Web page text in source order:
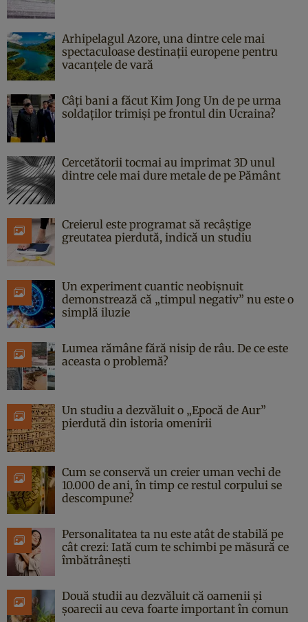
Arhipelagul Azore, una dintre cele mai
spectaculoase destinații europene pentru
vacanțele de vară
Câți bani a făcut Kim Jong Un de pe urma
soldaților trimiși pe frontul din Ucraina?
Cercetătorii tocmai au imprimat 3D unul
dintre cele mai dure metale de pe Pământ
Creierul este programat să recâștige
greutatea pierdută, indică un studiu
Un experiment cuantic neobișnuit
demonstrează că „timpul negativ” nu este o
simplă iluzie
Lumea rămâne fără nisip de râu. De ce este
aceasta o problemă?
Un studiu a dezvăluit o „Epocă de Aur”
pierdută din istoria omenirii
Cum se conservă un creier uman vechi de
10.000 de ani, în timp ce restul corpului se
descompune?
Personalitatea ta nu este atât de stabilă pe
cât crezi: Iată cum te schimbi pe măsură ce
îmbătrânești
Două studii au dezvăluit că oamenii și
șoarecii au ceva foarte important în comun